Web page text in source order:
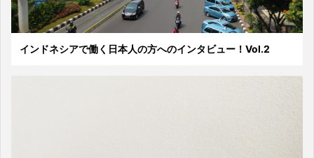
インドネシアで働く日本人の方へのインタビュー！Vol.2